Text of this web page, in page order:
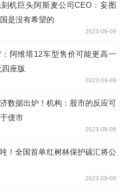
机巨头阿斯麦公司CEO：妄图
是没有希望的
2023-09-09
阿维塔12车型售价可能更高一
座版
2023-09-09
数据出炉！机构：股市的反应可
债市
2023-09-09
！全国首单红树林保护碳汇将公
2023-09-09